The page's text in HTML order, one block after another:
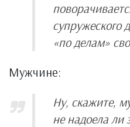
супружеского
«по делам»
Мужчине:
Ну, скажите,
не надоела ли